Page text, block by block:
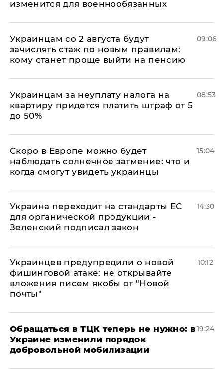
изменится для военнообязанных
Украинцам со 2 августа будут
зачислять стаж по новым правилам:
кому станет проще выйти на пенсию
09:06
Украинцам за неуплату налога на
квартиру придется платить штраф от 5
до 50%
08:53
Скоро в Европе можно будет
наблюдать солнечное затмение: что и
когда смогут увидеть украинцы
15:04
Украина переходит на стандарты ЕС
для органической продукции -
Зеленский подписал закон
14:30
Украинцев предупредили о новой
фишинговой атаке: не открывайте
вложения писем якобы от "Новой
почты"
10:12
Обращаться в ТЦК теперь не нужно: в
Украине изменили порядок
добровольной мобилизации
19:24